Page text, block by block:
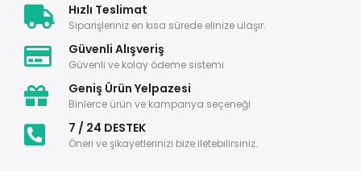
Hızlı Teslimat
Siparişleriniz en kısa sürede elinize ulaşır.
Güvenli Alışveriş
Güvenli ve kolay ödeme sistemi
Geniş Ürün Yelpazesi
Binlerce ürün ve kampanya seçeneği
7 / 24 DESTEK
Öneri ve şikayetlerinizi bize iletebilirsiniz.